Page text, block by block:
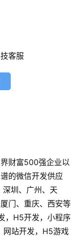
客服
财富500强企业以
的微信开发供应
圳、广州、天
门、重庆、西安等
，H5开发，小程序
网站开发，H5游戏